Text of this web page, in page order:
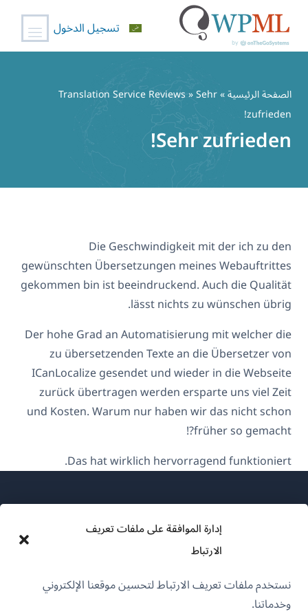
إدارة الموافقة على ملفات تعريف
الارتباط
نستخدم ملفات تعريف الارتباط لتحسين موقعنا الإلكتروني
وخدماتنا.
المحتوى
تسجيل الدخول
الصفحة الرئيسية»
Translation Service Reviews» Sehr
zufrieden!
Sehr zufrieden!
Die Geschwindigkeit mit der ich zu den
gewünschten Übersetzungen meines Webauftrittes
gekommen bin ist beeindruckend. Auch die Qualität
lässt nichts zu wünschen übrig.
Der hohe Grad an Automatisierung mit welcher die
zu übersetzenden Texte an die Übersetzer von
ICanLocalize gesendet und wieder in die Webseite
zurück übertragen werden ersparte uns viel Zeit
und Kosten. Warum nur haben wir das nicht schon
früher so gemacht?!
Das hat wirklich hervorragend funktioniert.
سياسة GDPR والخصوصية